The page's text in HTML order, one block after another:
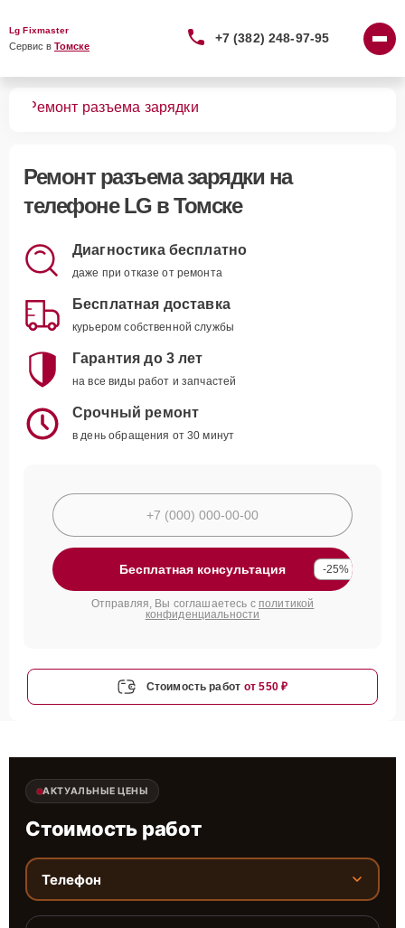
Lg Fixmaster
Сервис в Томске
+7 (382) 248-97-95
Ремонт разъема зарядки
Ремонт разъема зарядки на
телефоне LG в Томске
Диагностика бесплатно
даже при отказе от ремонта
Бесплатная доставка
курьером собственной службы
Гарантия до 3 лет
на все виды работ и запчастей
Срочный ремонт
в день обращения от 30 минут
Бесплатная консультация -25%
Отправляя, Вы соглашаетесь с политикой
конфиденциальности
Стоимость работ от 550 ₽
АКТУАЛЬНЫЕ ЦЕНЫ
Стоимость работ
Телефон